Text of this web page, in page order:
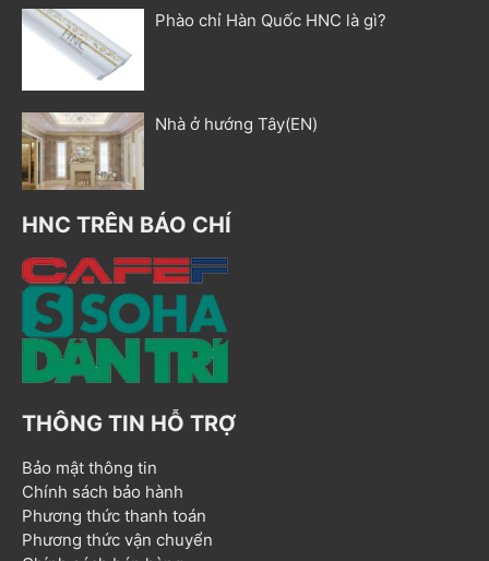
Phào chỉ Hàn Quốc HNC là gì?
Nhà ở hướng Tây(EN)
HNC TRÊN BÁO CHÍ
THÔNG TIN HỖ TRỢ
Bảo mật thông tin
Chính sách bảo hành
Phương thức thanh toán
Phương thức vận chuyển